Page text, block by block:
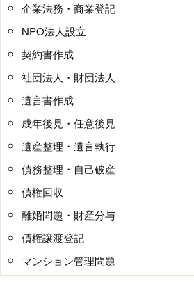
企業法務・商業登記
NPO法人設立
契約書作成
社団法人・財団法人
遺言書作成
成年後見・任意後見
遺産整理・遺言執行
債務整理・自己破産
債権回収
離婚問題・財産分与
債権譲渡登記
マンション管理問題